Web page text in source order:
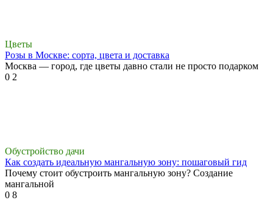
Цветы
Розы в Москве: сорта, цвета и доставка
Москва — город, где цветы давно стали не просто подарком
0 2
Обустройство дачи
Как создать идеальную мангальную зону: пошаговый гид
Почему стоит обустроить мангальную зону? Создание
мангальной
0 8